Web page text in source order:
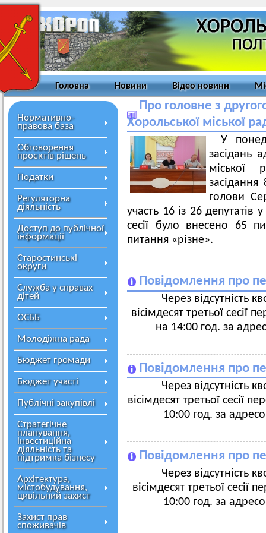
Головна Новини Відео новини
Нормативно-
правова база
Обговорення
проєктів рішень
Податки
Регуляторна
діяльність
Доступ до публічної
інформації
Старостинські
округи
Служба у справах
дітей
ОСББ
Молодіжна рада
Бюджет громади
Бюджет участі
Публічні закупівлі
Стратегічне
планування,
інвестиційна
діяльність та
підтримка бізнесу
Архітектура,
містобудування,
цивільний захист
Захист прав
споживачів
Про головне з
Хорольської міської
У
засідань
міської
засідання
голови
участь 16 із 26 депутатів
сесії було внесено 65
питання «різне».
Повідомлення про
Через відсутність
вісімдесят третьої сесії
на 14:00 год. за
Повідомлення про
Через відсутність
вісімдесят третьої сесії
10:00 год. за
Повідомлення про
Через відсутність
вісімдесят третьої сесії
10:00 год. за